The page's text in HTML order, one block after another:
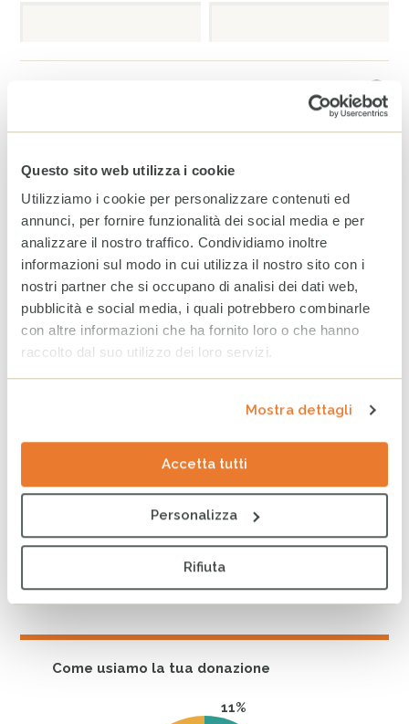
Questo sito web utilizza i cookie
Utilizziamo i cookie per personalizzare contenuti ed
annunci, per fornire funzionalità dei social media e per
analizzare il nostro traffico. Condividiamo inoltre
informazioni sul modo in cui utilizza il nostro sito con i
nostri partner che si occupano di analisi dei dati web,
pubblicità e social media, i quali potrebbero combinarle
con altre informazioni che ha fornito loro o che hanno
raccolto dal suo utilizzo dei loro servizi.
Mostra dettagli
Accetta tutti
Personalizza
Rifiuta
info
PAYPAL
Autorizzo iltrattamento dei miei dati personali
PROCEDI CON LA DONAZIONE
Come usiamo la tua donazione
11%